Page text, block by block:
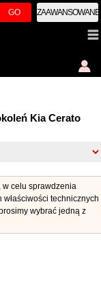
GO ZAAWANSOWANE
Kia Cerato
w celu sprawdzenia
technicznych
wybrać jedną z